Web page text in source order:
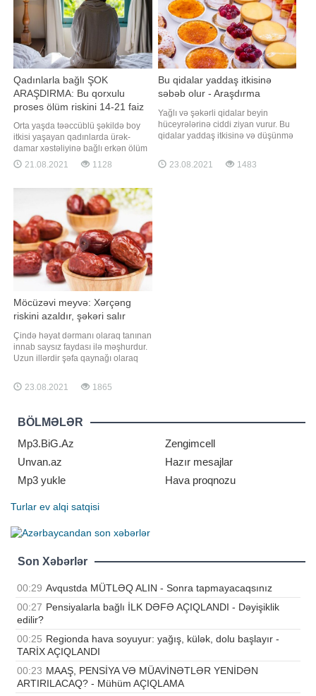
Qadınlarla bağlı ŞOK
ARAŞDIRMA: Bu qorxulu
proses ölüm riskini 14-21 faiz
artırır
Orta yaşda təəccüblü şəkildə boy
itkisi yaşayan qadınlarda ürək-
damar xəstəliyinə bağlı erkən ölüm
ehtimalının arta biləcəyi
xəbərdarlığı edilib. "British Medical
məqalədə qadınlarda orta yaşda
boy itkisi ürək-damar narahatlığına
bağlı erkən ölüm riskinin yüksəlməs
21.08.2021 1128
Bu qidalar yaddaş itkisinə
səbəb olur - Araşdırma
Yağlı və şəkərli qidalar beyin
hüceyrələrinə ciddi ziyan vurur. Bu
qidalar yaddaş itkisinə və düşünmə
istinadən xəbər verir ki,
mütəxəssislər bu barədə xüsusi
23.08.2021 1483
Möcüzəvi meyvə: Xərçəng
riskini azaldır, şəkəri salır
Çində həyat dərmanı olaraq tanınan
innab saysız faydası ilə məşhurdur.
Uzun illərdir şəfa qaynağı olaraq
öyrənilib. -a istinadən xəbər verir ki,
innab yemək sizi bir çox
və C vitamini boldur. Ürək
sağlamlığı üçün xeyirlidir. Bağırsa
23.08.2021 1865
BÖLMƏLƏR
Mp3.BiG.Az
Zengimcell
Unvan.az
Hazır mesajlar
Mp3 yukle
Hava proqnozu
Turlar ev alqi satqisi
Son Xəbərlər
00:29 Avqustda MÜTLƏQ ALIN - Sonra tapmayacaqsınız
00:27 Pensiyalarla bağlı İLK DƏFƏ AÇIQLANDI - Dəyişiklik
edilir?
00:25 Regionda hava soyuyur: yağış, külək, dolu başlayır -
TARİX AÇIQLANDI
00:23 MAAŞ, PENSİYA VƏ MÜAVİNƏTLƏR YENİDƏN
ARTIRILACAQ? - Mühüm AÇIQLAMA